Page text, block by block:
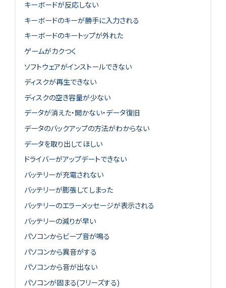
キーボードが反応しない
キーボードのキーが勝手に入力される
キーボードのキートップが外れた
ゲームがカクつく
ソフトウェアがインストールできない
ディスクが再生できない
ディスクの空き容量が少ない
データが消えた・開かない・データ復旧
データのバックアップの方法がわからない
データを取り出してほしい
ドライバーがアップデートできない
バッテリーが充電されない
バッテリーが膨張してしまった
バッテリーのエラーメッセージが表示される
バッテリーの減りが早い
パソコンからビープ音が鳴る
パソコンから異音がする
パソコンから音が出ない
パソコンが固まる(フリーズする)